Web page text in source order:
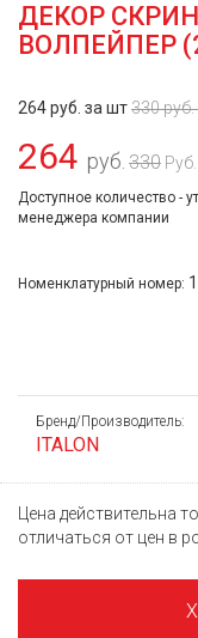
ДЕКОР
ВОЛПЕЙПЕР
264 руб. за шт330
264 руб. 330 Руб.
Доступное количество -
менеджера компании
Номенклатурный номер:
Бренд/Производитель:
ITALON
Цена действительна
отличаться от цен в